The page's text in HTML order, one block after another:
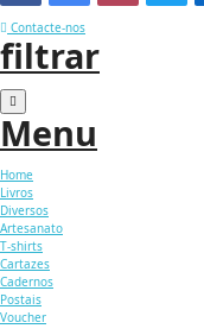
Contacte-nos
filtrar
Menu
Home
Livros
Diversos
Artesanato
T-shirts
Cartazes
Cadernos
Postais
Voucher